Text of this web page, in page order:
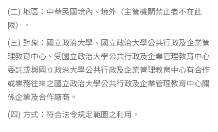
(二) 地區：中華民國境內、境外（主管機關禁止者不在此
限）。
(三) 對象：國立政治大學、國立政治大學公共行政及企業管
理教育中心、受國立政治大學公共行政及企業管理教育中心
委託或與國立政治大學公共行政及企業管理教育中心有合作
或業務往來之國立政治大學公共行政及企業管理教育中心關
係企業及合作廠商。
(四) 方式：符合法令規定範圍之利用。